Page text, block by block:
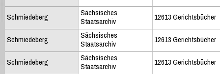
Schmiedeberg
Sächsisches
Staatsarchiv
12613 Gerichtsbücher
Schmiedeberg
Sächsisches
Staatsarchiv
12613 Gerichtsbücher
Schmiedeberg
Sächsisches
Staatsarchiv
12613 Gerichtsbücher